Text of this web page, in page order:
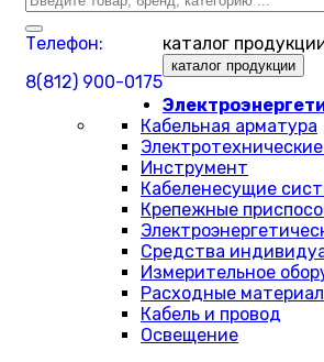
Телефон:
8(812) 900-0175
каталог
каталог продукции
Кабельная арматура
Инструмент
Кабеленесущие
Крепежные
Средства
Измерительное
Расходные
Кабель и провод
Освещение